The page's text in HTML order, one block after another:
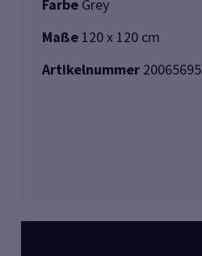
Farbe Grey
Maße 120 x 120 cm
Artikelnummer 20065695